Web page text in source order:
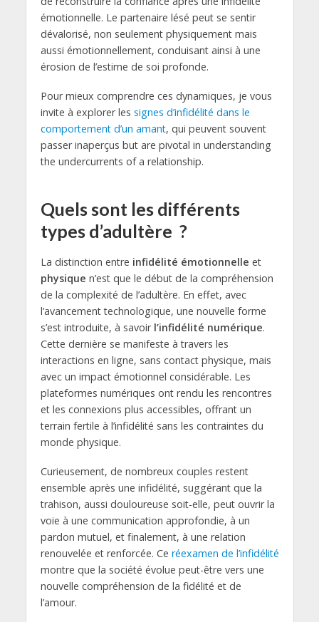
émotionnelle. Le partenaire lésé peut se sentir
dévalorisé, non seulement physiquement mais
aussi émotionnellement, conduisant ainsi à une
érosion de l’estime de soi profonde.
Pour mieux comprendre ces dynamiques, je vous
invite à explorer les signes d’infidélité dans le
comportement d’un amant, qui peuvent souvent
passer inaperçus but are pivotal in understanding
the undercurrents of a relationship.
Quels sont les différents
types d’adultère ?
La distinction entre infidélité émotionnelle et
physique n’est que le début de la compréhension
de la complexité de l’adultère. En effet, avec
l’avancement technologique, une nouvelle forme
s’est introduite, à savoir l’infidélité numérique.
Cette dernière se manifeste à travers les
interactions en ligne, sans contact physique, mais
avec un impact émotionnel considérable. Les
plateformes numériques ont rendu les rencontres
et les connexions plus accessibles, offrant un
terrain fertile à l’infidélité sans les contraintes du
monde physique.
Curieusement, de nombreux couples restent
ensemble après une infidélité, suggérant que la
trahison, aussi douloureuse soit-elle, peut ouvrir la
voie à une communication approfondie, à un
pardon mutuel, et finalement, à une relation
renouvelée et renforcée. Ce réexamen de l’infidélité
montre que la société évolue peut-être vers une
nouvelle compréhension de la fidélité et de
l’amour.